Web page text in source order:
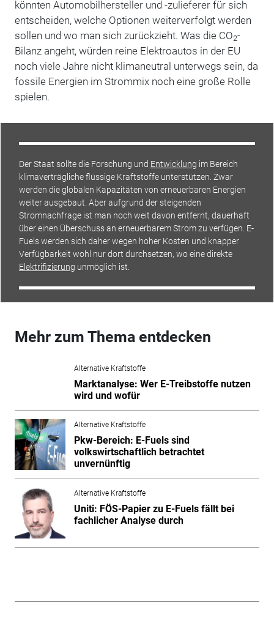
könnten Automobilhersteller und -zulieferer für sich
entscheiden, welche Optionen weiterverfolgt werden
sollen und wo man sich zurückzieht. Was die CO2-
Bilanz angeht, würden reine Elektroautos in der EU
noch viele Jahre nicht klimaneutral unterwegs sein, da
fossile Energien im Strommix noch eine große Rolle
spielen.
Der Staat sollte die Forschung und Entwicklung im Bereich
klimaverträgliche flüssige Kraftstoffe unterstützen. Zwar
werden die globalen Kapazitäten von erneuerbaren Energien
weiter ausgebaut. Aber aufgrund der steigenden
Stromnachfrage ist man noch weit davon entfernt, dauerhaft
über einen Überschuss an erneuerbarem Strom zu verfügen. E-
Fuels werden sich daher wegen hoher Kosten und knapper
Verfügbarkeit wohl nur dort durchsetzen, wo eine direkte
Elektrifizierung unmöglich ist.
Mehr zum Thema entdecken
Alternative Kraftstoffe
Marktanalyse: Wer E-Treibstoffe nutzen
wird und wofür
Alternative Kraftstoffe
Pkw-Bereich: E-Fuels sind
volkswirtschaftlich betrachtet
unvernünftig
Alternative Kraftstoffe
Uniti: FÖS-Papier zu E-Fuels fällt bei
fachlicher Analyse durch